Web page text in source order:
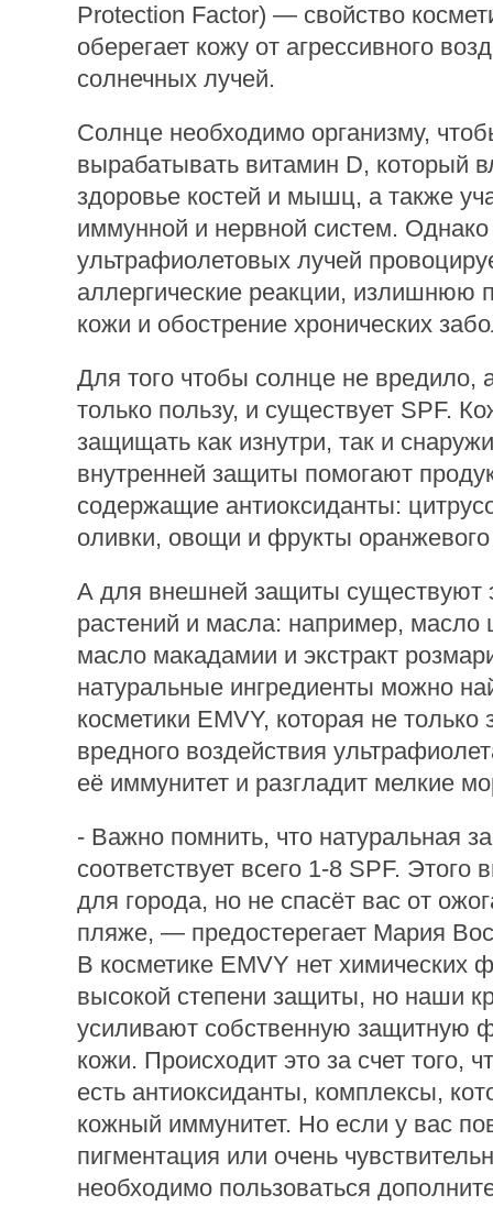
Protection Factor) — свойство
оберегает кожу от агрессивного
солнечных лучей.
Солнце необходимо организму,
вырабатывать витамин D, который
здоровье костей и мышц, а также
иммунной и нервной систем.
ультрафиолетовых лучей
аллергические реакции, излишнюю
кожи и обострение хронических
Для того чтобы солнце не вредило,
только пользу, и существует SPF.
защищать как изнутри, так и
внутренней защиты помогают
содержащие антиоксиданты:
оливки, овощи и фрукты оранжевого
А для внешней защиты существуют
растений и масла: например,
масло макадамии и экстракт
натуральные ингредиенты можно
косметики EMVY, которая не только
вредного воздействия
её иммунитет и разгладит мелкие
- Важно помнить, что натуральная
соответствует всего 1-8 SPF. Этого
для города, но не спасёт вас от
пляже, — предостерегает Мария
В косметике EMVY нет химических
высокой степени защиты, но наши
усиливают собственную защитную
кожи. Происходит это за счет того,
есть антиоксиданты, комплексы,
кожный иммунитет. Но если у вас
пигментация или очень
необходимо пользоваться